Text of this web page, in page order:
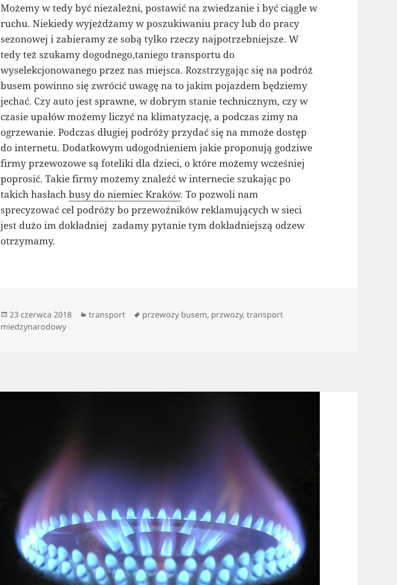
Możemy w tedy być niezależni, postawić na zwiedzanie i być ciągle w
ruchu. Niekiedy wyjeżdżamy w poszukiwaniu pracy lub do pracy
sezonowej i zabieramy ze sobą tylko rzeczy najpotrzebniejsze. W
tedy też szukamy dogodnego,taniego transportu do
wyselekcjonowanego przez nas miejsca. Rozstrzygając się na podróż
busem powinno się zwrócić uwagę na to jakim pojazdem będziemy
jechać. Czy auto jest sprawne, w dobrym stanie technicznym, czy w
czasie upałów możemy liczyć na klimatyzację, a podczas zimy na
ogrzewanie. Podczas długiej podróży przydać się na mmoże dostęp
do internetu. Dodatkowym udogodnieniem jakie proponują godziwe
firmy przewozowe są foteliki dla dzieci, o które możemy wcześniej
poprosić. Takie firmy możemy znaleźć w internecie szukając po
takich hasłachbusy do niemiec Kraków. To pozwoli nam
sprecyzować cel podróży bo przewoźników reklamujących w sieci
jest dużo im dokładniej zadamy pytanie tym dokładniejszą odzew
otrzymamy.
Data
publikacji
23 czerwca 2018 Kategorie
transport Tagi
przewozy busem, przwozy,transport
miedzynarodowy